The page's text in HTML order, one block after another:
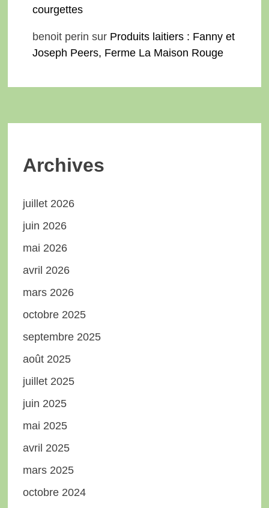
courgettes
benoit perin sur Produits laitiers : Fanny et
Joseph Peers, Ferme La Maison Rouge
Archives
juillet 2026
juin 2026
mai 2026
avril 2026
mars 2026
octobre 2025
septembre 2025
août 2025
juillet 2025
juin 2025
mai 2025
avril 2025
mars 2025
octobre 2024